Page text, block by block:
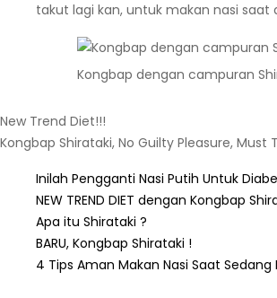
takut lagi kan, untuk makan nasi saat
Kongbap dengan campuran
New Trend Diet!!!
Kongbap Shirataki, No Guilty Pleasure, Must
Inilah Pengganti Nasi Putih Untuk
NEW TREND DIET dengan Kongbap
Apa itu Shirataki ?
BARU, Kongbap Shirataki !
4 Tips Aman Makan Nasi Saat Sedang